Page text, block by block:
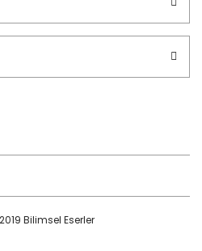
Bilimsel Eserler